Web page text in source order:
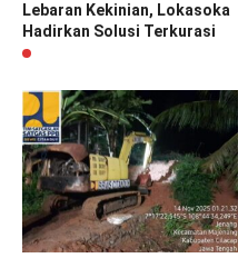
Lebaran Kekinian, Lokasoka
Hadirkan Solusi Terkurasi